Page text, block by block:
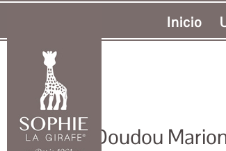
Inicio
Doudou